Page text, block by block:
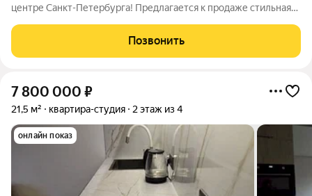
центре Санкт-Петербурга! Предлагается к продаже стильная
историческом центре Санкт-Петербурга по адресу: ул. 8-я
Советская, д. 57. Квартира
Позвонить
7 800 000 ₽
21,5 м² квартира-студия 2 этаж из 4
онлайн показ